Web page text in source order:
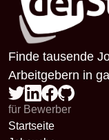
Finde tausende
Arbeitgebern in
für Bewerber
Startseite